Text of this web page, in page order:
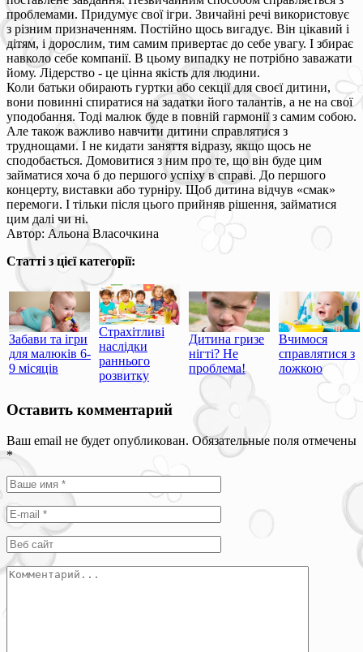
проблемами. Придумує свої ігри. Звичайні речі використовує
з різним призначенням. Постійно щось вигадує. Він цікавий і
дітям, і дорослим, тим самим привертає до себе увагу. І збирає
навколо себе компанії. В цьому випадку не потрібно заважати
йому. Лідерство - це цінна якість для людини.
Коли батьки обирають гуртки або секції для своєї дитини,
вони повинні спиратися на задатки його талантів, а не на свої
уподобання. Тоді малюк буде в повній гармонії з самим собою.
Але також важливо навчити дитини справлятися з
труднощами. І не кидати заняття відразу, якщо щось не
сподобається. Домовитися з ним про те, що він буде цим
займатися хоча б до першого успіху в справі. До першого
концерту, виставки або турніру. Щоб дитина відчув «смак»
перемоги. І тільки після цього прийняв рішення, займатися
цим далі чи ні.
Автор: Альона Власочкина
Статті з цієї категорії:
Забави та ігри
для малюків 6-
9 місяців
Страхітливі
наслідки
раннього
розвитку
Дитина гризе
нігті? Не
проблема!
Вчимося
справлятися з
ложкою
Оставить комментарий
Ваш email не будет опубликован. Обязательные поля отмечены
*